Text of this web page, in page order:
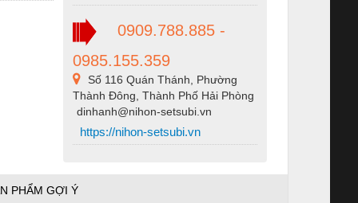
0909.788.885 -
0985.155.359
Số 116 Quán Thánh, Phường
Thành Đông, Thành Phố Hải Phòng
dinhanh@nihon-setsubi.vn
https://nihon-setsubi.vn
PHẨM GỢI Ý